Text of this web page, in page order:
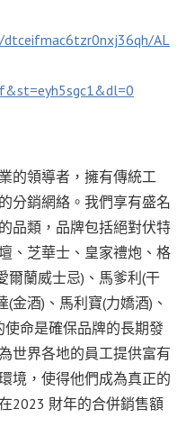
AL
的領導者，擁有傳統工
分銷網絡。我們享有盛名
品類，品牌包括絕對伏特
、芝華士、皇家禮炮、格
爾蘭威士忌)、馬爹利(干
金酒)、馬利寶(力嬌酒)、
命是確保品牌的長期發
世界各地的員工提供富有
境，使得他們成為真正的
2023 財年的合併銷售額